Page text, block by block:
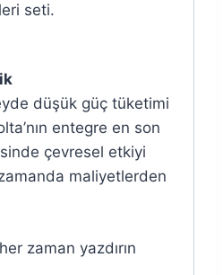
seti.
düşük güç tüketimi
entegre en son
çevresel etkiyi
maliyetlerden
zaman yazdırın